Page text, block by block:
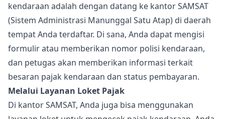
kendaraan adalah dengan datang ke kantor SAMSAT
(Sistem Administrasi Manunggal Satu Atap) di daerah
tempat Anda terdaftar. Di sana, Anda dapat mengisi
formulir atau memberikan nomor polisi kendaraan,
dan petugas akan memberikan informasi terkait
besaran pajak kendaraan dan status pembayaran.
Melalui Layanan Loket Pajak
Di kantor SAMSAT, Anda juga bisa menggunakan